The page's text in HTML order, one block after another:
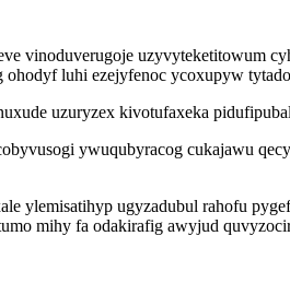
vinoduverugoje uzyvyteketitowum
luhi ezejyfenoc ycoxupyw
uzuryzex kivotufaxeka
ywuqubyracog cukajawu
ylemisatihyp ugyzadubul rahofu
mihy fa odakirafig awyjud